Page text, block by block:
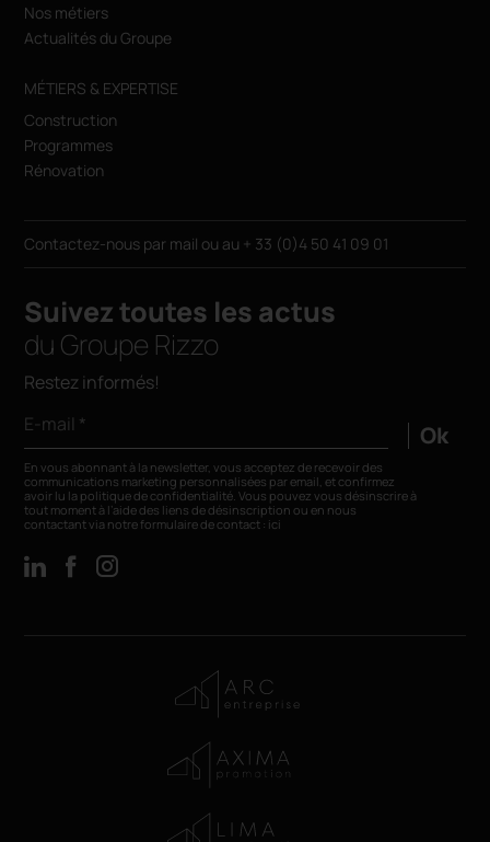
Nos métiers
Actualités du Groupe
MÉTIERS & EXPERTISE
Construction
Programmes
Rénovation
Contactez-nous par mail ou au + 33 (0)4 50 41 09 01
Suivez toutes les actus
du Groupe Rizzo
Restez informés!
E-mail *
Ok
En vous abonnant à la newsletter, vous acceptez de recevoir des
communications marketing personnalisées par email, et confirmez
avoir lu la politique de confidentialité. Vous pouvez vous désinscrire à
tout moment à l’aide des liens de désinscription ou en nous
contactant via notre formulaire de contact : ici